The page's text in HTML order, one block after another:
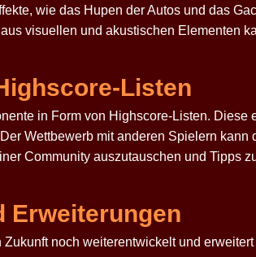
wie das Hupen der Autos und das
visuellen und akustischen Elementen
Listen
in Form von Highscore-Listen.
Wettbewerb mit anderen Spielern
Community auszutauschen und Tipps
Erweiterungen
Zukunft noch weiterentwickelt und